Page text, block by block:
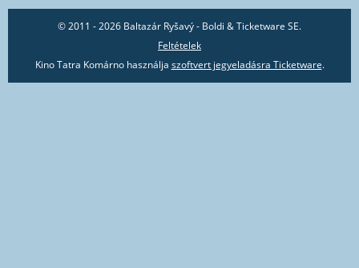
© 2011 - 2026 Baltazár Ryšavý - Boldi & Ticketware SE.
Feltételek
Kino Tatra Komárno használja szoftvert jegyeladásra Ticketware.